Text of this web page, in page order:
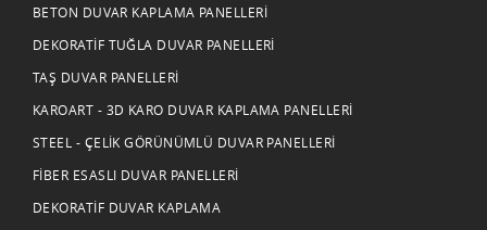
BETON DUVAR KAPLAMA PANELLERI
DEKORATIF TUĞLA DUVAR PANELLERI
TAŞ DUVAR PANELLERI
KAROART - 3D KARO DUVAR KAPLAMA PANELLERI
STEEL - ÇELIK GÖRÜNÜMLÜ DUVAR PANELLERI
FIBER ESASLI DUVAR PANELLERI
DEKORATIF DUVAR KAPLAMA